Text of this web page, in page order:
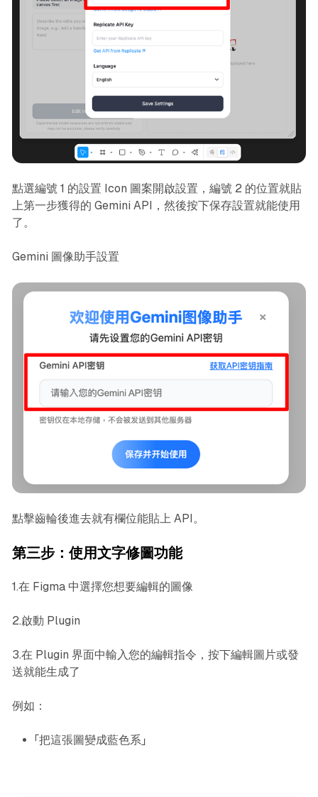
點選編號 1 的設置 Icon 圖案開啟設置，編號 2 的位置就貼
上第一步獲得的 Gemini API，然後按下保存設置就能使用
了。
Gemini 圖像助手設置
點擊齒輪後進去就有欄位能貼上 API。
第三步：使用文字修圖功能
1.在 Figma 中選擇您想要編輯的圖像
2.啟動 Plugin
3.在 Plugin 界面中輸入您的編輯指令，按下編輯圖片或發
送就能生成了
例如：
「把這張圖變成藍色系」